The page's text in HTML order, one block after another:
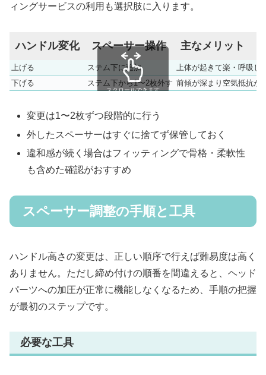
ィングサービスの利用も選択肢に入ります。
ハンドル変化 スペーサー操作 主なメリット
上げる ステム下に追加
上体が起きて楽・呼吸し
下げる
ステム下から1〜2枚外す 前傾が深まり空気抵抗が
スクロールできます
変更は1〜2枚ずつ段階的に行う
外したスペーサーはすぐに捨てず保管しておく
違和感が続く場合はフィッティングで骨格・柔軟性
も含めた確認がおすすめ
スペーサー調整の手順と工具
ハンドル高さの変更は、正しい順序で行えば難易度は高く
ありません。ただし締め付けの順番を間違えると、ヘッド
パーツへの加圧が正常に機能しなくなるため、手順の把握
が最初のステップです。
必要な工具